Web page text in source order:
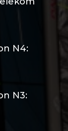
N4:
N3: